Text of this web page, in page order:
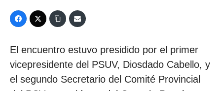
El encuentro estuvo presidido por el primer
vicepresidente del PSUV, Diosdado Cabello, y
el segundo Secretario del Comité Provincial